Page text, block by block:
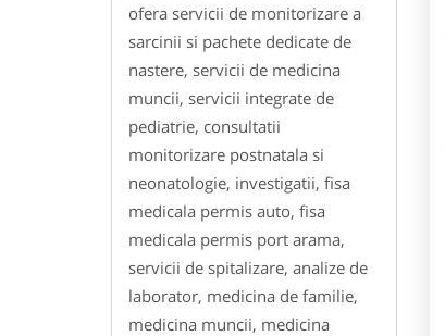
ofera servicii de monitorizare a
sarcinii si pachete dedicate de
nastere, servicii de medicina
muncii, servicii integrate de
pediatrie, consultatii
monitorizare postnatala si
neonatologie, investigatii, fisa
medicala permis auto, fisa
medicala permis port arama,
servicii de spitalizare, analize de
laborator, medicina de familie,
medicina muncii, medicina